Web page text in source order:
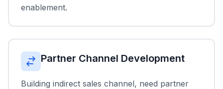
enablement.
Partner Channel Development
Building indirect sales channel, need partner